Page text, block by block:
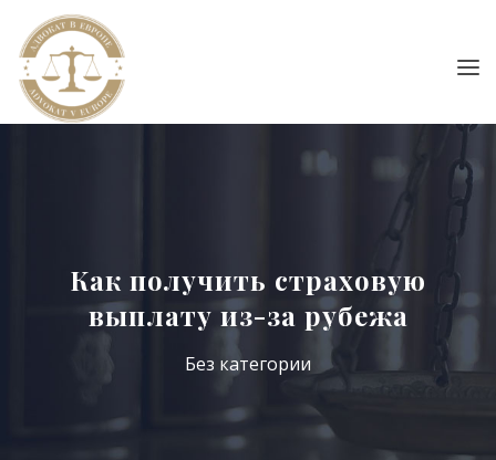
Как получить страховую
выплату из-за рубежа
Без категории